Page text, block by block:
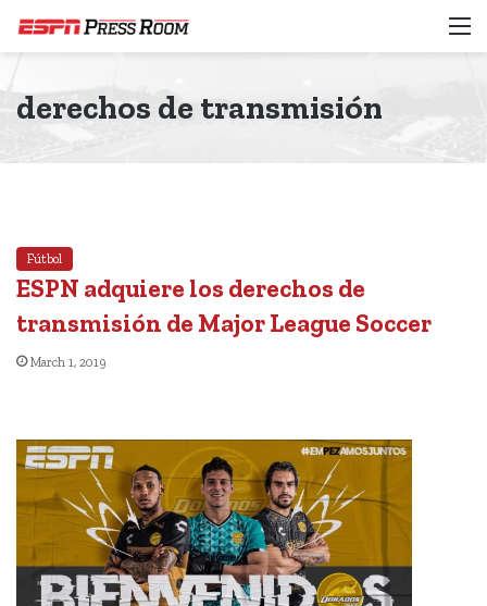
derechos de transmisión
Fútbol
ESPN adquiere los derechos de
transmisión de Major League Soccer
March 1, 2019